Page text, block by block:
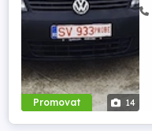
Promovat 14